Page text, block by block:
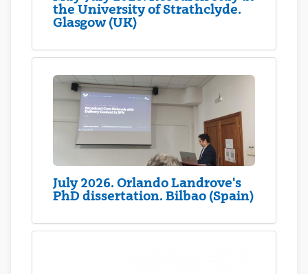
the University of Strathclyde.
Glasgow (UK)
July 2026. Orlando Landrove's
PhD dissertation. Bilbao (Spain)